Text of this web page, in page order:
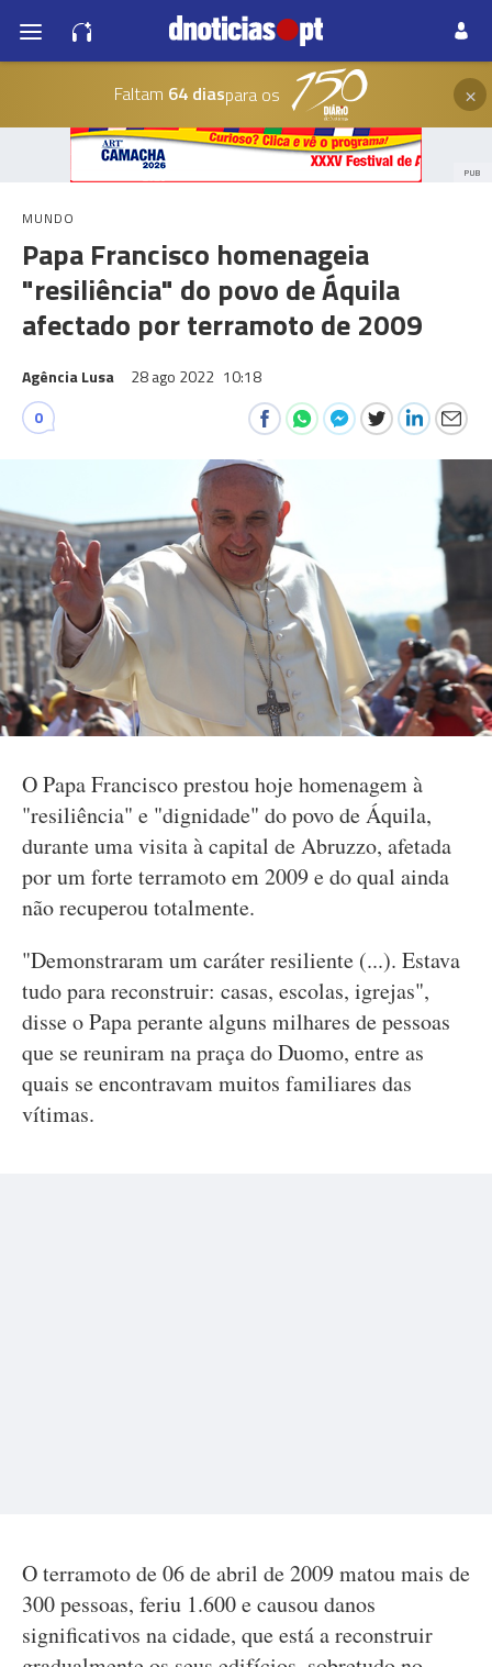
Faltam 64 diaspara os ×
PUB
MUNDO
Papa Francisco homenageia
"resiliência" do povo de Áquila
afectado por terramoto de 2009
Agência Lusa 28 ago 2022 10:18
0
O Papa Francisco prestou hoje homenagem à
"resiliência" e "dignidade" do povo de Áquila,
durante uma visita à capital de Abruzzo, afetada
por um forte terramoto em 2009 e do qual ainda
não recuperou totalmente.
"Demonstraram um caráter resiliente (...). Estava
tudo para reconstruir: casas, escolas, igrejas",
disse o Papa perante alguns milhares de pessoas
que se reuniram na praça do Duomo, entre as
quais se encontravam muitos familiares das
vítimas.
O terramoto de 06 de abril de 2009 matou mais de
300 pessoas, feriu 1.600 e causou danos
significativos na cidade, que está a reconstruir